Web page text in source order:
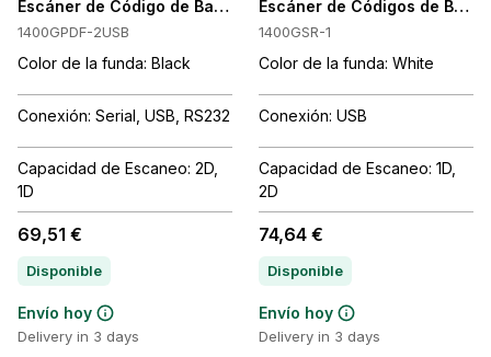
Escáner de Código de Barras de Mano Honeywell Voyager
1400GPDF-2USB
Color de la funda: Black
Conexión: Serial, USB, RS232
Capacidad de Escaneo: 2D,
1D
69,51 €
Disponible
Envío hoy
Delivery in 3 days
Escáner de Códigos de
1400GSR-1
Color de la funda: White
Conexión: USB
Capacidad de Escaneo: 1D,
2D
74,64 €
Disponible
Envío hoy
Delivery in 3 days